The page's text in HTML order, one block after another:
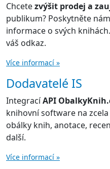
Chcetezvýšit prodej a
publikum? Poskytněte
informace o svých
váš odkaz.
Více informací »
Dodavatelé IS
IntegracíAPI
knihovní software na
obálky knih, anotace,
další.
Více informací »